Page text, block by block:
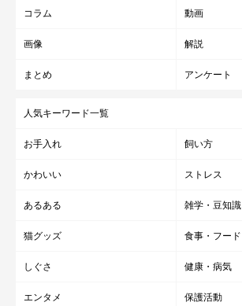
コラム 動画
画像 解説
まとめ アンケート
人気キーワード一覧
お手入れ 飼い方
かわいい ストレス
あるある 雑学・豆知識
猫グッズ 食事・フード
しぐさ 健康・病気
エンタメ 保護活動